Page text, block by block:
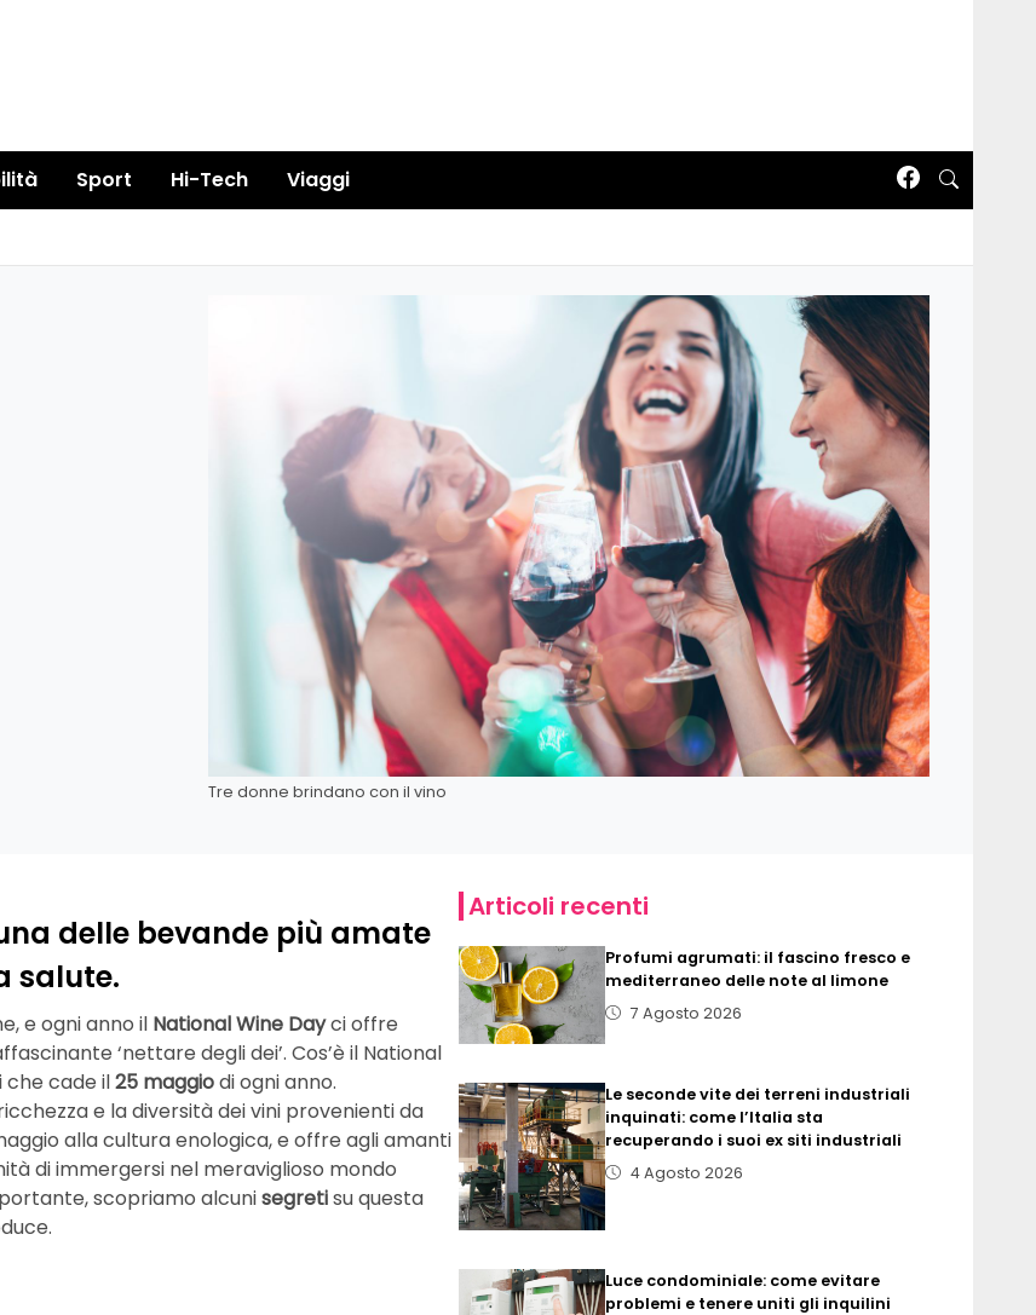
Sport Hi-Tech Viaggi
Tre donne brindano con il vino
delle bevande più amate
salute.
e ogni anno il National Wine Dayci offre
‘nettare degli dei’. Cos’è il National
che cade il25 maggiodi ogni anno.
e la diversità dei vini provenienti da
alla cultura enologica, e offre agli amanti
di immergersi nel meraviglioso mondo
scopriamo alcunisegretisu questa
Articoli recenti
Profumi agrumati: il fascino fresco e
mediterraneo delle note al limone
7 Agosto 2026
Le seconde vite dei terreni industriali
inquinati: come l’Italia sta
recuperando i suoi ex siti industriali
4 Agosto 2026
Luce condominiale: come evitare
problemi e tenere uniti gli inquilini